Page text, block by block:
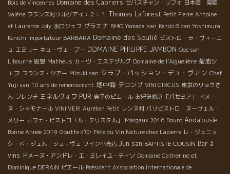
Bois de Vincennes Domaine des Capriers セバスチャン・リフォ 日本酒 菊姫
Valérie フランス対ウルグアイ：２：１ Thomas Laforest Petit Pierre Antoine
et Laurence Joly 水口シェフ グラエナ BMO Yamada san Kendo 8 dan Yoshimura
Kenichi Importateur BARBARA Domaine des Soulié ビストロ・ラ・ヴィーニ
ュ エミリー キューヴェ・ブー DOMAINE PHILIPPE JAMBON Ooe san
Libourne 思想 Matheus カーヴ・エステザルグ Domaine de l’Aiguelière 菊池シ
ェフ フランス・ツアー Mizuki san クラブ・パッション・デュ・ヴァン Chef
Yuji san 10 ans de remerciement 地中海 デコンブ VINI CIRCUS 東京のリョウさ
ん フレンチ ミネルヴォワ PUR 息子のピエール お好み焼き「パセミア」
ドメー
ヌ・シャモナール VINI VERI Aurélien Petit レンヌ村 パリビストロ・ヌーヴェル・
メリー カフェ・ビストロ「ル・クリスタル」 Margaux 2016 Douro Andalousie
Bonne Année 2019 Goutte d’Or Fête du Vin Nature chez Lapierre レ・ジュニッ
ク・ド・ジュル・ショーヴェ ワイン小売店 Jun san BAPTISTE COUSIN Bar à
vins ドメーヌ・アンドレ・エ・ミレイユ・ティソ Domaine Catherine et
Dominique DERAIN ピエール Président Association Internationale de